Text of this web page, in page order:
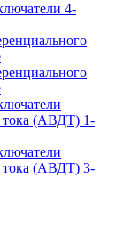
4-
тока (АВДТ) 1-
тока (АВДТ) 3-